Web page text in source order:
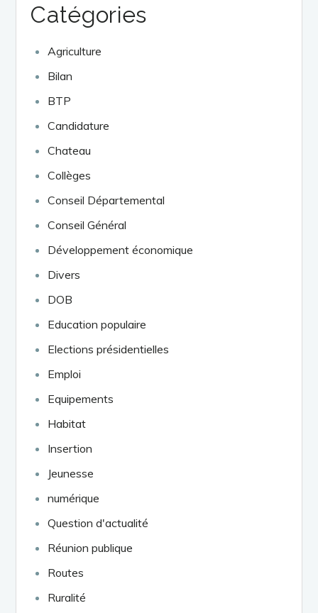
Catégories
Agriculture
Bilan
BTP
Candidature
Chateau
Collèges
Conseil Départemental
Conseil Général
Développement économique
Divers
DOB
Education populaire
Elections présidentielles
Emploi
Equipements
Habitat
Insertion
Jeunesse
numérique
Question d'actualité
Réunion publique
Routes
Ruralité